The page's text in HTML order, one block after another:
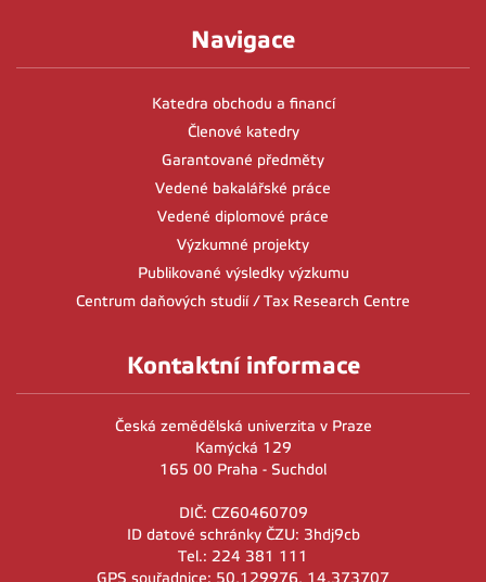
Navigace
Katedra obchodu a financí
Členové katedry
Garantované předměty
Vedené bakalářské práce
Vedené diplomové práce
Výzkumné projekty
Publikované výsledky výzkumu
Centrum daňových studií / Tax Research Centre
Kontaktní informace
Česká zemědělská univerzita v Praze
Kamýcká 129
165 00 Praha - Suchdol
DIČ: CZ60460709
ID datové schránky ČZU: 3hdj9cb
Tel.: 224 381 111
GPS souřadnice: 50,129976, 14,373707